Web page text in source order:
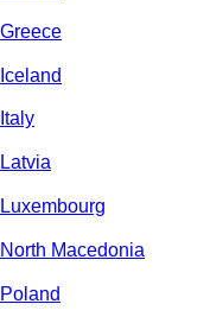
Greece
Iceland
Italy
Latvia
Luxembourg
North Macedonia
Poland